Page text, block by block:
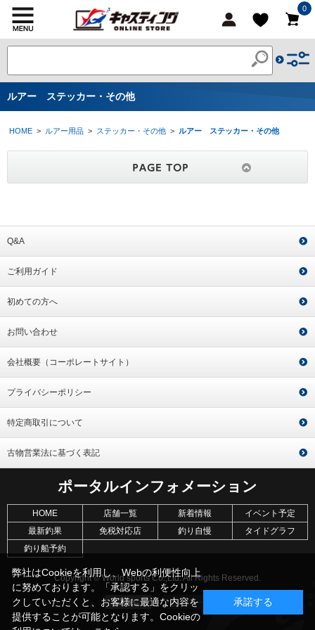
0
ルアー ステッカー・その他
HOME > ルアー用品 > ステッカー・その他 > ルアー ステッカー・その他
Q&A
ご利用ガイド
初めての方へ
お問い合わせ
会社概要（コーポレートサイト）
プライバシーポリシー
特定商取引について
古物営業法に基づく表記
ポータルインフォメーション
HOME 店舗一覧 新着情報
イベント予定
最新釣果
免税対応店 釣り自慢
タイドグラフ
釣り船予約
Copyright © World sports Co.,Ltd. All Rights Reserved.
弊社はCookieを利用し、Webの利便性向上
に努めております。「承認する」をクリッ
クしていただくと、お客様に最適な内容を
提供することが可能となります。Cookieの
承諾する